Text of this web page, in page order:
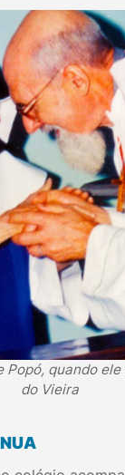
Popó, quando
do Vieira